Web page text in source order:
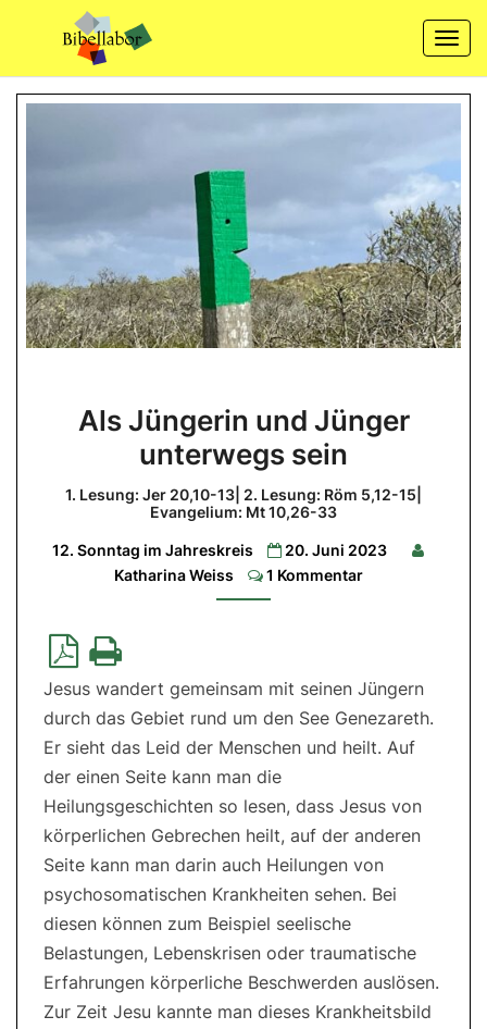
content
Jüngerin
und
Jünger
unterwegs
sein
1.
5,12-
Evangelium:
10,26-
33
Als Jüngerin und Jünger
unterwegs sein
1. Lesung: Jer 20,10-13| 2. Lesung: Röm 5,12-15|
Evangelium: Mt 10,26-33
12. Sonntag im Jahreskreis
20. Juni 2023
Katharina Weiss
Comments
1 Kommentar
Jesus wandert gemeinsam mit seinen Jüngern
durch das Gebiet rund um den See Genezareth.
Er sieht das Leid der Menschen und heilt. Auf
der einen Seite kann man die
Heilungsgeschichten so lesen, dass Jesus von
körperlichen Gebrechen heilt, auf der anderen
Seite kann man darin auch Heilungen von
psychosomatischen Krankheiten sehen. Bei
diesen können zum Beispiel seelische
Belastungen, Lebenskrisen oder traumatische
Erfahrungen körperliche Beschwerden auslösen.
Zur Zeit Jesu kannte man dieses Krankheitsbild